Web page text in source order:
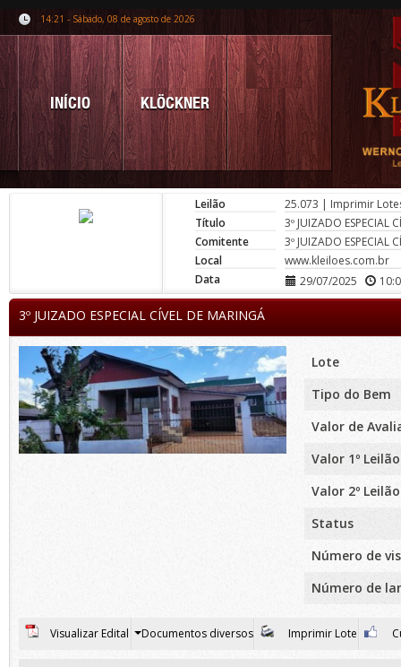
14:21 - Sábado, 08 de agosto de 2026
INÍCIO KLÖCKNER
Leilão 25.073 | Imprimir
Título
3º JUIZADO ESPECIAL
Comitente
3º JUIZADO ESPECIAL
Local
www.kleiloes.com.br
Data
29/07/2025
3º JUIZADO ESPECIAL CÍVEL DE MARINGÁ
Lote
Tipo do Bem
Valor de
Valor 1º Leilão
Valor 2º Leilão
Status
Número de
Número de
Visualizar Edital Documentos diversos Imprimir Lote